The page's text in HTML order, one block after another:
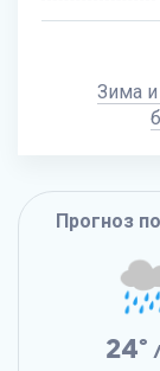
Зима и
Прогноз
24°